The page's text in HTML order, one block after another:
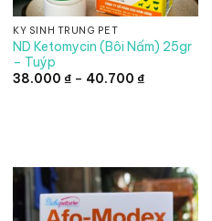
KÝ SINH TRÙNG PET
ND Ketomycin (Bôi Nấm) 25gr
– Tuýp
38.000₫ – 40.700₫Khoảng